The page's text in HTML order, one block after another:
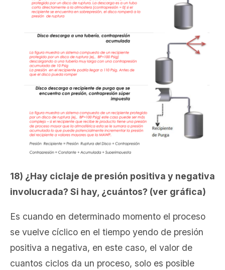
18) ¿Hay ciclaje de presión positiva y negativa
involucrada? Si hay, ¿cuántos? (ver gráfica)
Es cuando en determinado momento el proceso
se vuelve cíclico en el tiempo yendo de presión
positiva a negativa, en este caso, el valor de
cuantos ciclos da un proceso, solo es posible